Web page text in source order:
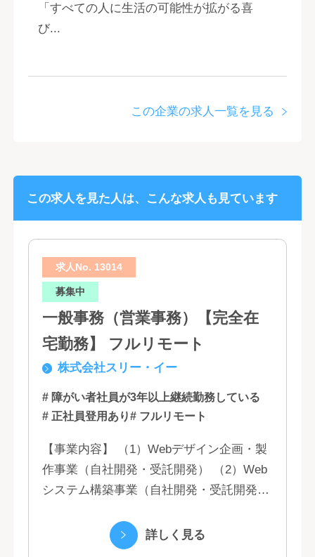
「すべての人に生活の可能性が拡がる喜
び...
この企業の求人一覧を見る
この求人を見た人は、こんな求人も見ています
求人No. 13014
募集中
一般事務（営業事務）【完全在
宅勤務】 フルリモート
株式会社スリー・イー
# 障がい者社員が3年以上継続勤務している
# 正社員登用あり# フルリモート
【事業内容】 （1）Webデザイン企画・製
作事業（自社開発・受託開発） （2）Web
システム構築事業（自社開発・受託開発）
（5）営業代行業務 （6...詳しく見る